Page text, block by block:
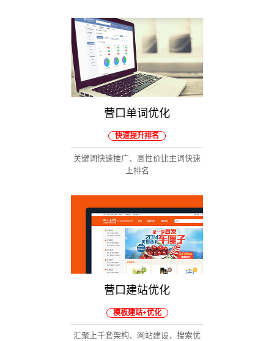
营口单词优化
快速提升排名
关键词快速推广、高性价比主词快速
上排名
营口建站优化
模板建站+优化
汇聚上千套架构、网站建设，搜索优